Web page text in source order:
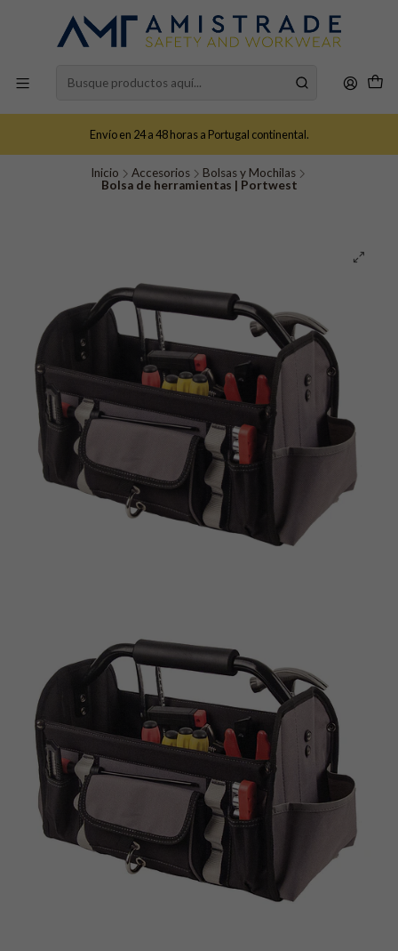
Envío en 24 a 48 horas a Portugal continental.
Inicio Accesorios
Bolsas y Mochilas
Bolsa de herramientas | Portwest